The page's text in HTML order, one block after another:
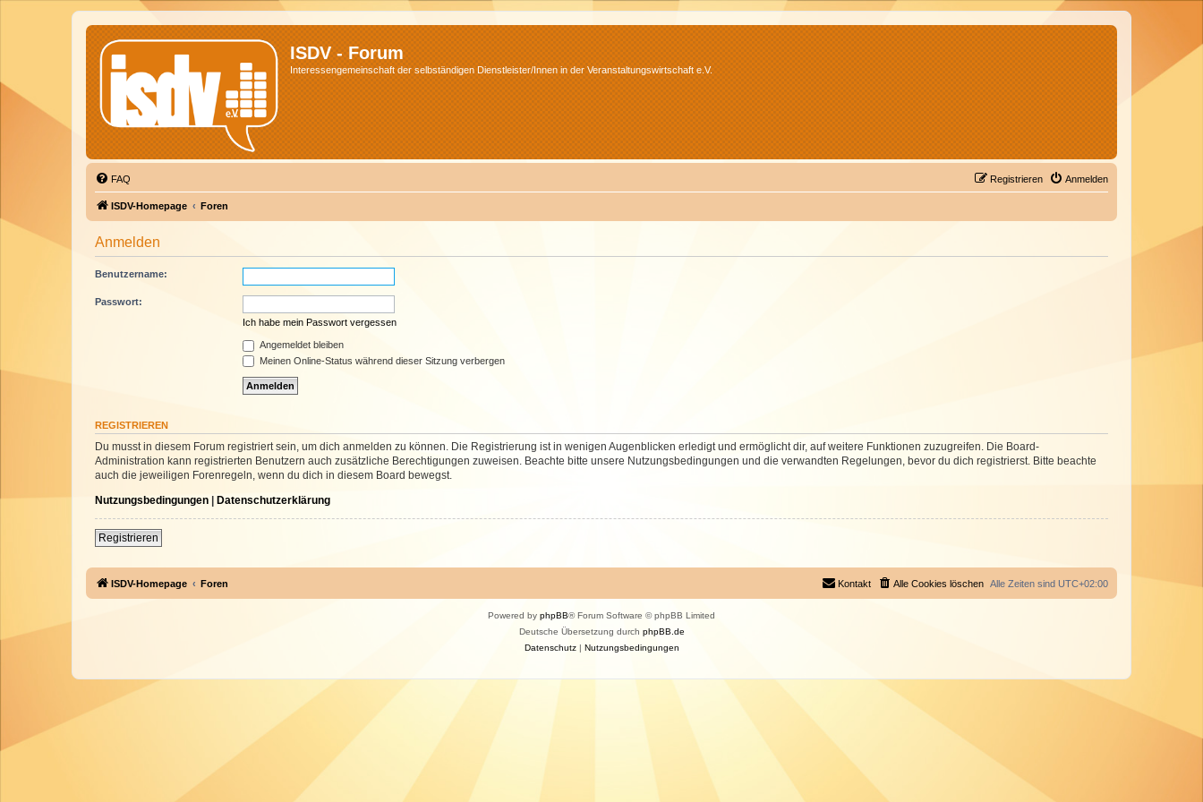
ISDV - Forum
Interessengemeinschaft der selbständigen Dienstleister/Innen in der Veranstaltungswirtschaft e.V.
FAQ Anmelden
Registrieren
ISDV-Homepage Foren
Anmelden
Benutzername:
Passwort:
Ich habe mein Passwort vergessen
Angemeldet bleiben
Meinen Online-Status während dieser Sitzung verbergen
REGISTRIEREN
Du musst in diesem Forum registriert sein, um dich anmelden zu können. Die Registrierung ist in wenigen Augenblicken erledigt und ermöglicht dir, auf weitere Funktionen zuzugreifen. Die Board-
Administration kann registrierten Benutzern auch zusätzliche Berechtigungen zuweisen. Beachte bitte unsere Nutzungsbedingungen und die verwandten Regelungen, bevor du dich registrierst. Bitte beachte
auch die jeweiligen Forenregeln, wenn du dich in diesem Board bewegst.
Nutzungsbedingungen | Datenschutzerklärung
Registrieren
ISDV-Homepage Foren Alle Zeiten sind UTC+02:00
Alle Cookies löschen
Kontakt
Powered by phpBB® Forum Software © phpBB Limited
Deutsche Übersetzung durch phpBB.de
Datenschutz| Nutzungsbedingungen